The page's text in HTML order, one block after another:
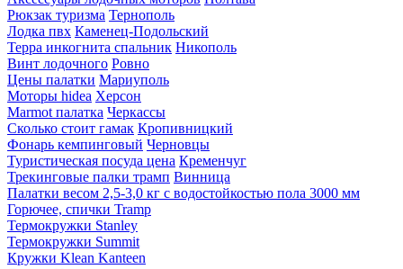
Рюкзак туризма Тернополь
Лодка пвх Каменец-Подольский
Терра инкогнита спальник Никополь
Винт лодочного Ровно
Цены палатки Мариуполь
Моторы hidea Херсон
Marmot палатка Черкассы
Сколько стоит гамак Кропивницкий
Фонарь кемпинговый Черновцы
Туристическая посуда цена Кременчуг
Трекинговые палки трамп Винница
Палатки весом 2,5-3,0 кг с водостойкостью пола 3000 мм
Горючее, спички Tramp
Термокружки Stanley
Термокружки Summit
Кружки Klean Kanteen